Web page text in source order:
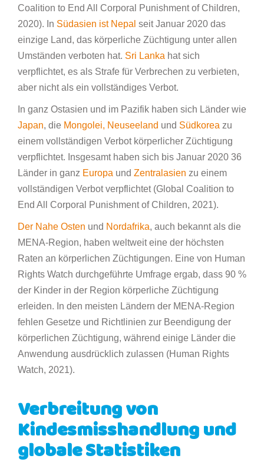
Coalition to End All Corporal Punishment of Children,
2020). In Südasien ist Nepal seit Januar 2020 das
einzige Land, das körperliche Züchtigung unter allen
Umständen verboten hat. Sri Lanka hat sich
verpflichtet, es als Strafe für Verbrechen zu verbieten,
aber nicht als ein vollständiges Verbot.
In ganz Ostasien und im Pazifik haben sich Länder wie
Japan, die Mongolei, Neuseeland und Südkorea zu
einem vollständigen Verbot körperlicher Züchtigung
verpflichtet. Insgesamt haben sich bis Januar 2020 36
Länder in ganz Europa und Zentralasien zu einem
vollständigen Verbot verpflichtet (Global Coalition to
End All Corporal Punishment of Children, 2021).
Der Nahe Osten und Nordafrika, auch bekannt als die
MENA-Region, haben weltweit eine der höchsten
Raten an körperlichen Züchtigungen. Eine von Human
Rights Watch durchgeführte Umfrage ergab, dass 90 %
der Kinder in der Region körperliche Züchtigung
erleiden. In den meisten Ländern der MENA-Region
fehlen Gesetze und Richtlinien zur Beendigung der
körperlichen Züchtigung, während einige Länder die
Anwendung ausdrücklich zulassen (Human Rights
Watch, 2021).
Verbreitung von
Kindesmisshandlung und
globale Statistiken